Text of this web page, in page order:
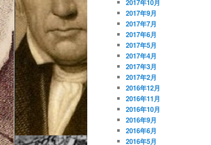
2017年10月
2017年9月
2017年7月
2017年6月
2017年5月
2017年4月
2017年3月
2017年2月
2016年12月
2016年11月
2016年10月
2016年9月
2016年6月
2016年5月